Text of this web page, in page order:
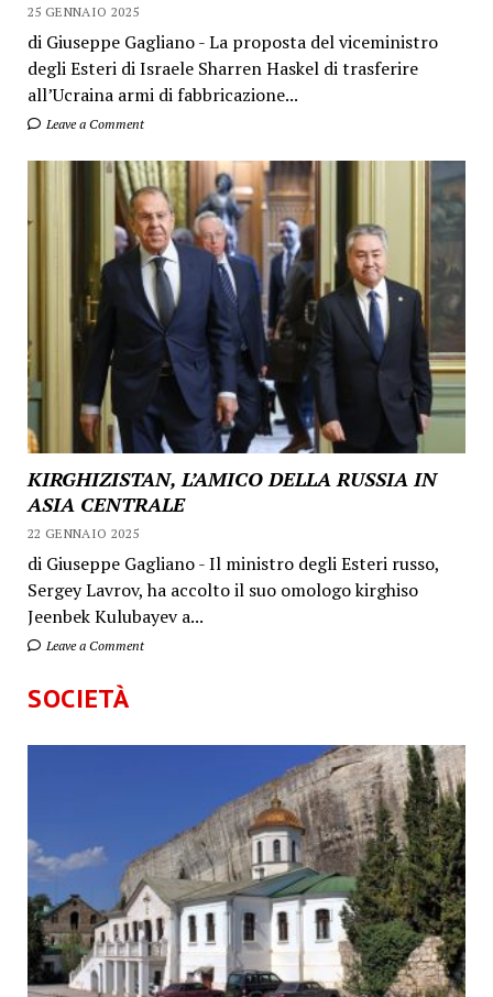
25 GENNAIO 2025
di Giuseppe Gagliano - La proposta del viceministro
degli Esteri di Israele Sharren Haskel di trasferire
all’Ucraina armi di fabbricazione...
Leave a Comment
KIRGHIZISTAN, L’AMICO DELLA RUSSIA IN
ASIA CENTRALE
22 GENNAIO 2025
di Giuseppe Gagliano - Il ministro degli Esteri russo,
Sergey Lavrov, ha accolto il suo omologo kirghiso
Jeenbek Kulubayev a...
Leave a Comment
SOCIETÀ